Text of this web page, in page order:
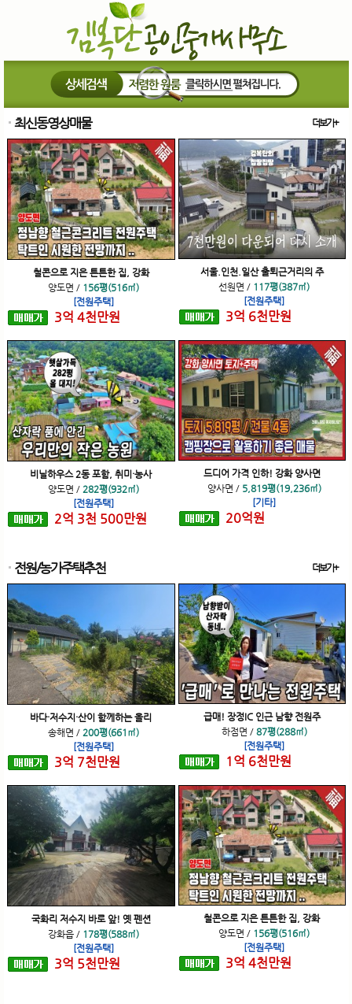
최신동영상매물 더보기+
철콘으로 지은 튼튼한 집, 강화
양도면 / 156평(516㎡)
[전원주택]
3억 4천만원
서울.인천.일산 출퇴근거리의 주
선원면 / 117평(387㎡)
[전원주택]
3억 6천만원
비닐하우스 2동 포함, 취미·농사
양도면 / 282평(932㎡)
[전원주택]
2억 3천 500만원
드디어 가격 인하! 강화 양사면
양사면 / 5,819평(19,236㎡)
[기타]
20억원
전원/농가주택추천 더보기+
바다·저수지·산이 함께하는 올리
송해면 / 200평(661㎡)
[전원주택]
3억 7천만원
급매! 장정IC 인근 남향 전원주
하점면 / 87평(288㎡)
[전원주택]
1 억 6천만원
국화리 저수지 바로 앞! 옛 펜션
강화읍/ 178평(588㎡)
[전원주택]
3억 5천만원
철콘으로 지은 튼튼한 집, 강화
양도면 / 156평(516㎡)
[전원주택]
3억 4천만원